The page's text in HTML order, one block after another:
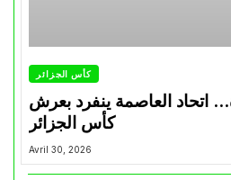
كأس الجزائر
اتحاد العاصمة ينفرد بعرش
كأس الجزائر
Avril 30, 2026